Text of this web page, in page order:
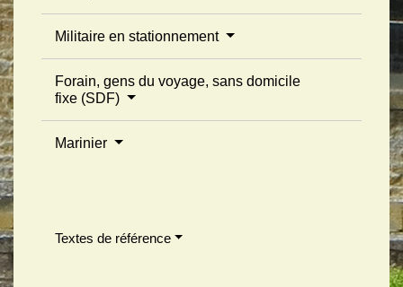
Militaire en stationnement
Forain, gens du voyage, sans domicile
fixe (SDF)
Marinier
Textes de référence